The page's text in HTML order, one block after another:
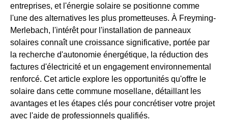
entreprises, et l'énergie solaire se positionne comme
l'une des alternatives les plus prometteuses. À Freyming-
Merlebach, l'intérêt pour l'installation de panneaux
solaires connaît une croissance significative, portée par
la recherche d'autonomie énergétique, la réduction des
factures d'électricité et un engagement environnemental
renforcé. Cet article explore les opportunités qu'offre le
solaire dans cette commune mosellane, détaillant les
avantages et les étapes clés pour concrétiser votre projet
avec l'aide de professionnels qualifiés.